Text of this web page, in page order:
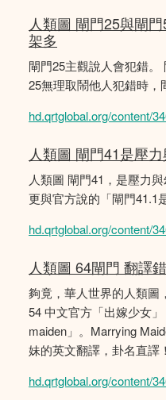
人類圖 閘門25與閘
架多
閘門25主觀說人會犯錯
25無理取鬧他人犯錯時，
hd.qrtglobal.org/content/
人類圖 閘門41是壓
人類圖 閘門41，是壓力
更與官方說的「閘門41.1
hd.qrtglobal.org/content/
人類圖 64閘門 翻譯
夠竟，華人世界的人類圖
54 中文官方「出嫁少女
maiden」。Marrying
妹的英文翻譯，卦名直譯！
hd.qrtglobal.org/content/